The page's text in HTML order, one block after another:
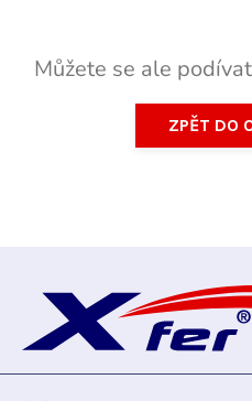
Můžete se ale
ZPĚT DO
p